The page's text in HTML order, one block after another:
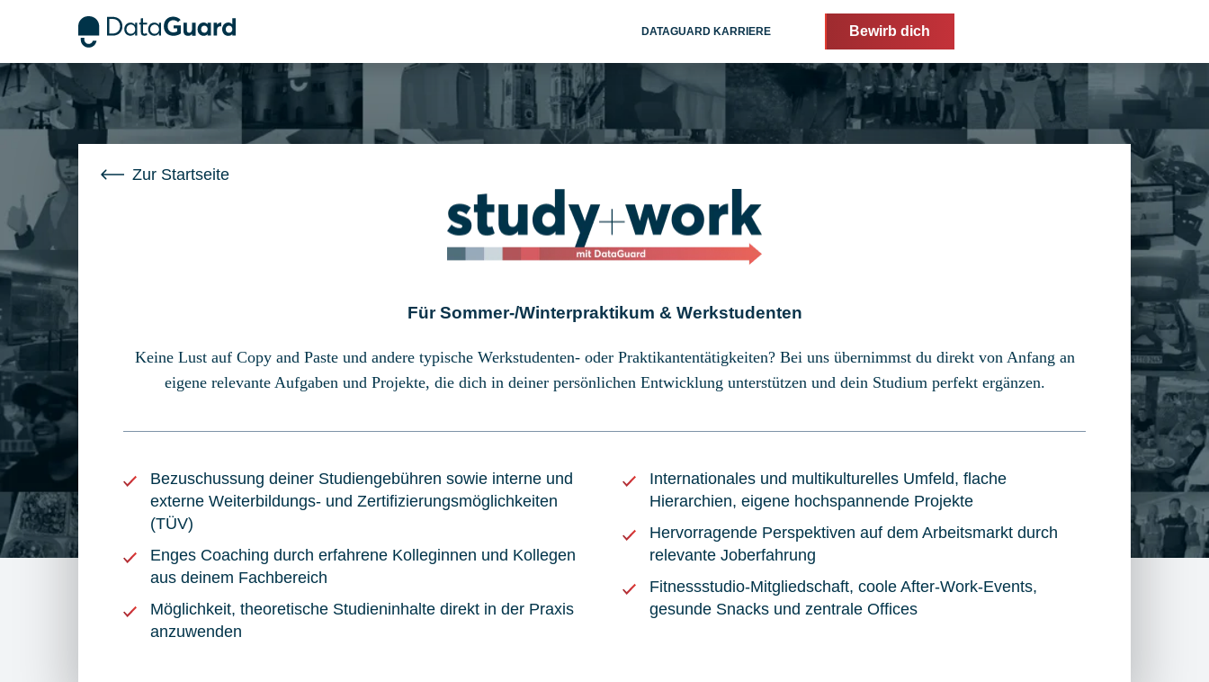
Diese Website speichert Cookies auf Ihrem Computer. Diese Cookies werden verwendet, um Informationen darüber zu sammeln, wie Sie mit
unserer Website interagieren. Wir verwenden diese Informationen, um Ihre Browser-Erfahrung zu verbessern und anzupassen, sowie für
Analysen und Messungen zu unseren Besuchern auf dieser Website und anderen Medien. Weitere Informationen zu den von uns
verwendeten Cookies finden Sie in unseren Datenschutzbestimmungen.
Wenn Sie ablehnen, werden Ihre Informationen beim Besuch dieser Website nicht erfasst. Ein einzelnes Cookie wird in Ihrem Browser
gesetzt, um daran zu erinnern, dass Sie nicht nachverfolgt werden möchten.
DATAGUARD KARRIERE Bewirb dich
Zur Startseite
Für Sommer-/Winterpraktikum & Werkstudenten
Keine Lust auf Copy and Paste und andere typische Werkstudenten- oder Praktikantentätigkeiten? Bei uns übernimmst du direkt von Anfang an
eigene relevante Aufgaben und Projekte, die dich in deiner persönlichen Entwicklung unterstützen und dein Studium perfekt ergänzen.
Bezuschussung deiner Studiengebühren sowie interne und
externe Weiterbildungs- und Zertifizierungsmöglichkeiten
(TÜV)
Enges Coaching durch erfahrene Kolleginnen und Kollegen
aus deinem Fachbereich
Möglichkeit, theoretische Studieninhalte direkt in der Praxis
anzuwenden
Internationales und multikulturelles Umfeld, flache
Hierarchien, eigene hochspannende Projekte
Hervorragende Perspektiven auf dem Arbeitsmarkt durch
relevante Joberfahrung
Fitnessstudio-Mitgliedschaft, coole After-Work-Events,
gesunde Snacks und zentrale Offices